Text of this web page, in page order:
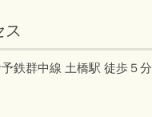
ス
鉄群中線 土橋駅 徒歩５分